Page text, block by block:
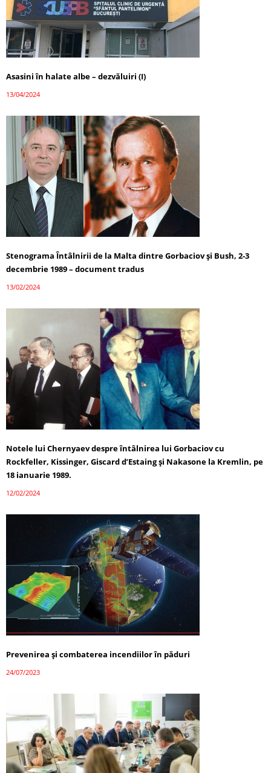
Asasini în halate albe – dezvăluiri (I)
13/04/2024
Stenograma Întâlnirii de la Malta dintre Gorbaciov și Bush, 2-3
decembrie 1989 – document tradus
13/02/2024
Notele lui Chernyaev despre întâlnirea lui Gorbaciov cu
Rockfeller, Kissinger, Giscard d’Estaing și Nakasone la Kremlin, pe
18 ianuarie 1989.
12/02/2024
Prevenirea și combaterea incendiilor în păduri
24/07/2023